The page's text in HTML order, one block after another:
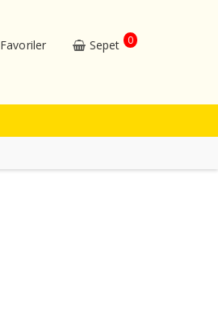
Favoriler Sepet 0